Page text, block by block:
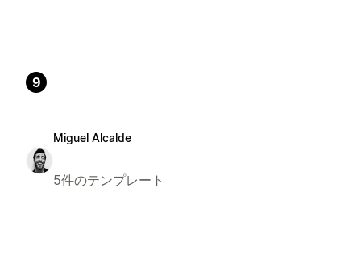
9
Miguel Alcalde
5件のテンプレート